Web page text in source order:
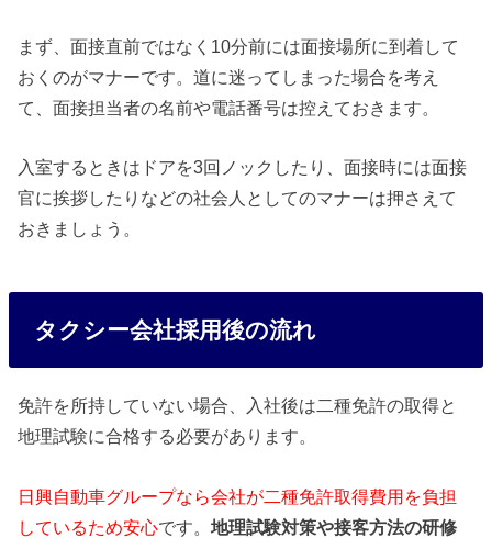
まず、面接直前ではなく10分前には面接場所に到着して
おくのがマナーです。道に迷ってしまった場合を考え
て、面接担当者の名前や電話番号は控えておきます。
入室するときはドアを3回ノックしたり、面接時には面接
官に挨拶したりなどの社会人としてのマナーは押さえて
おきましょう。
タクシー会社採用後の流れ
免許を所持していない場合、入社後は二種免許の取得と
地理試験に合格する必要があります。
日興自動車グループなら会社が二種免許取得費用を負担
しているため安心です。地理試験対策や接客方法の研修